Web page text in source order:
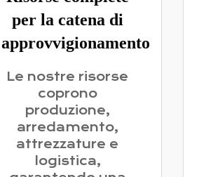
per la catena di
approvvigionamento
Le nostre risorse
coprono
produzione,
arredamento,
attrezzature e
logistica,